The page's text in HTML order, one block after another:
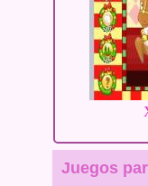
Juegos